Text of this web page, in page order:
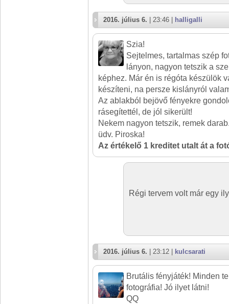
2016. július 6. | 23:46 | halligalli
Szia!
Sejtelmes, tartalmas szép
lányon, nagyon tetszik a
képhez. Már én is régóta készülök
készíteni, na persze kislányról
Az ablakból bejövő fényekre
rásegítettél, de jól sikerült!
Nekem nagyon tetszik, remek
üdv. Piroska!
Az értékelő 1 kreditet utalt át a
Régi tervem volt már egy
2016. július 6. | 23:12 | kulcsarati
Brutális fényjáték! Minden
fotográfia! Jó ilyet látni!
QQ